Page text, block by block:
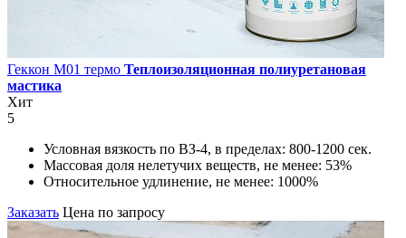
Геккон М01 термо Теплоизоляционная полиуретановая
мастика
Хит
5
Условная вязкость по ВЗ-4, в пределах: 800-1200 сек.
Массовая доля нелетучих веществ, не менее: 53%
Относительное удлинение, не менее: 1000%
Заказать Цена по запросу